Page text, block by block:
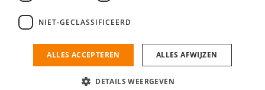
Bedrijf aanmelden
nieuwe collega/werknemer zo gevonden!
NIET-GECLASSIFICEERD
ALLES ACCEPTEREN ALLES AFWIJZEN
DETAILS WEERGEVEN